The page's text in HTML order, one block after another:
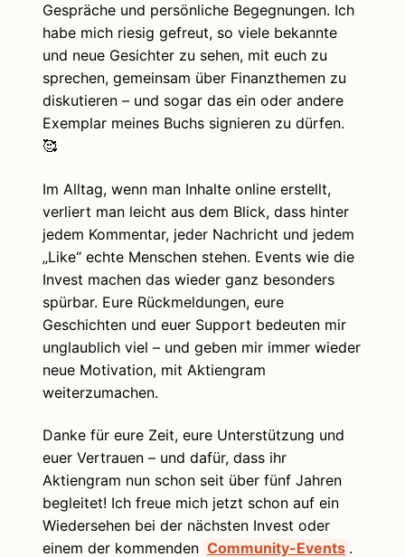
Gespräche und persönliche Begegnungen. Ich
habe mich riesig gefreut, so viele bekannte
und neue Gesichter zu sehen, mit euch zu
sprechen, gemeinsam über Finanzthemen zu
diskutieren – und sogar das ein oder andere
Exemplar meines Buchs signieren zu dürfen.
🥰
Im Alltag, wenn man Inhalte online erstellt,
verliert man leicht aus dem Blick, dass hinter
jedem Kommentar, jeder Nachricht und jedem
„Like“ echte Menschen stehen. Events wie die
Invest machen das wieder ganz besonders
spürbar. Eure Rückmeldungen, eure
Geschichten und euer Support bedeuten mir
unglaublich viel – und geben mir immer wieder
neue Motivation, mit Aktiengram
weiterzumachen.
Danke für eure Zeit, eure Unterstützung und
euer Vertrauen – und dafür, dass ihr
Aktiengram nun schon seit über fünf Jahren
begleitet! Ich freue mich jetzt schon auf ein
Wiedersehen bei der nächsten Invest oder
einem der kommenden Community-Events .